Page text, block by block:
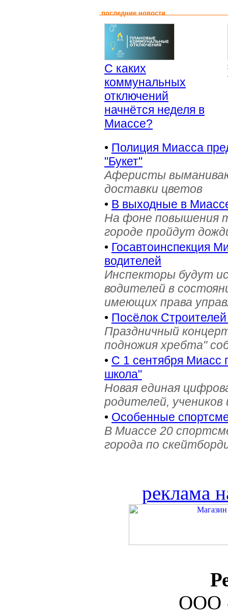
последние новости
С каких
коммунальных
отключений
начнётся неделя в
Миассе?
• Полиция Миасса
"Букет"
Аферисты
доставки цветов
• В выходные в
На фоне повышения
городе пройдут
• Госавтоинспекция
водителей
Инспекторы будут
водителей в
имеющих права
• Посёлок
Праздничный
подножия хребта"
• С 1 сентября Миасс
школа"
Новая единая
родителей, учеников
• Особенные
В Миассе 20
города по
реклама
ООО